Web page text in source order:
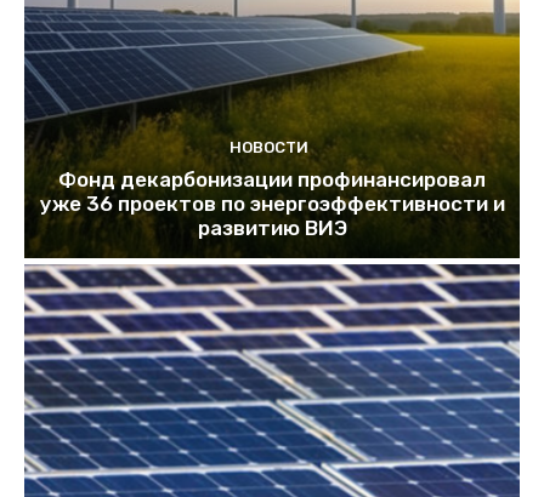
НОВОСТИ
Фонд декарбонизации профинансировал
уже 36 проектов по энергоэффективности и
развитию ВИЭ